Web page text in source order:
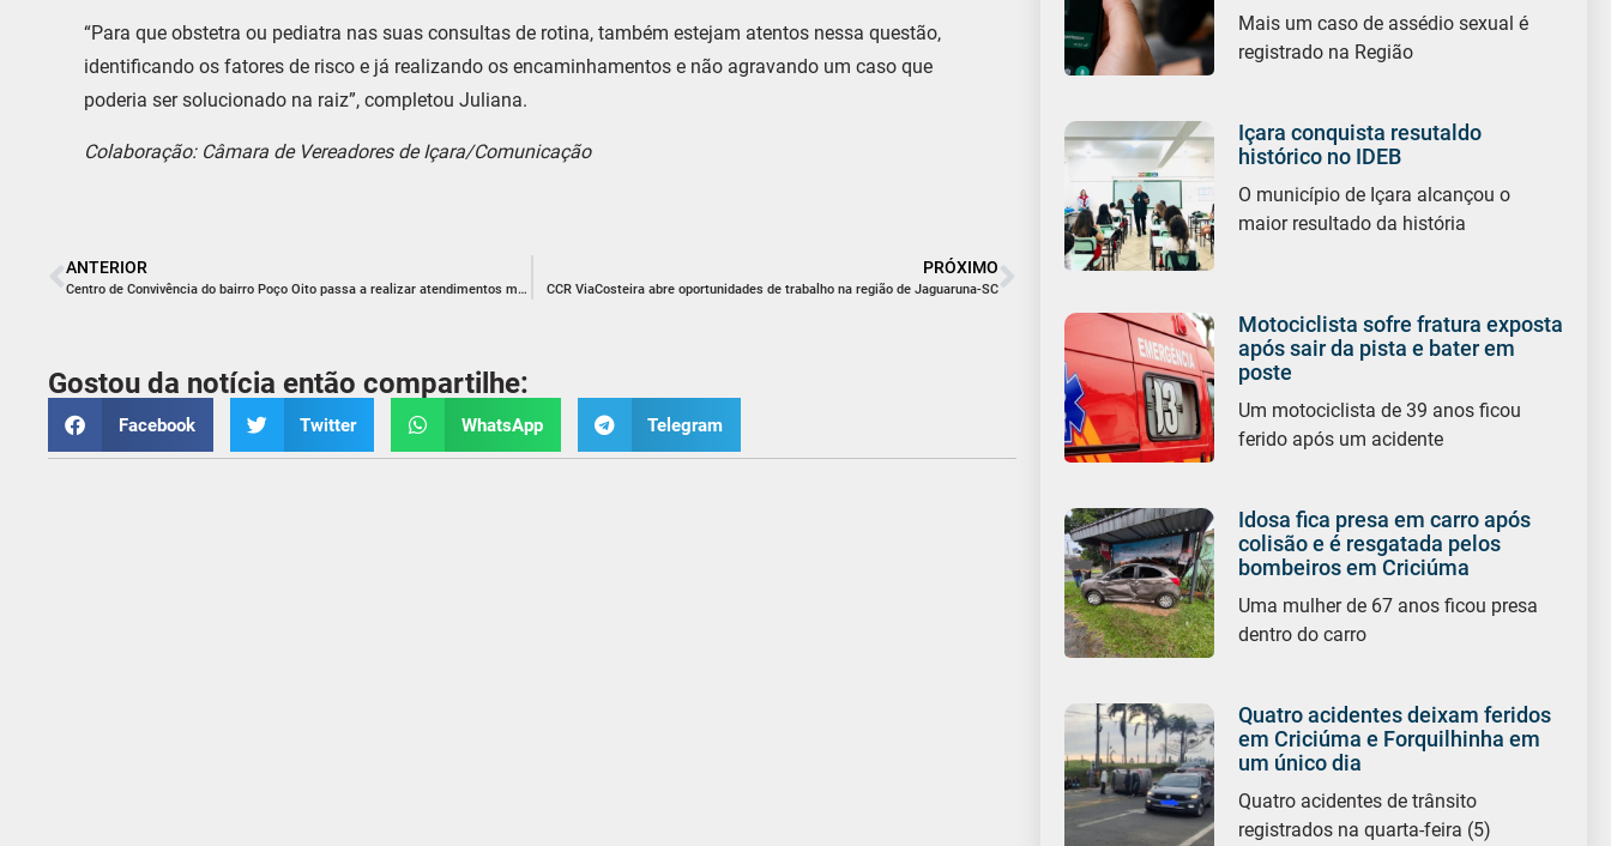
“Para que obstetra ou pediatra nas suas consultas de rotina, também estejam atentos nessa questão,
identificando os fatores de risco e já realizando os encaminhamentos e não agravando um caso que
poderia ser solucionado na raiz”, completou Juliana.
Colaboração: Câmara de Vereadores de Içara/Comunicação
ANTERIOR
Centro de Convivência do bairro Poço Oito passa a realizar atendimentos médicos
PRÓXIMO
CCR ViaCosteira abre oportunidades de trabalho na região de Jaguaruna-SC
Gostou da notícia então compartilhe:
Facebook Twitter WhatsApp Telegram
Mais um caso de assédio sexual é
registrado na Região
Içara conquista resutaldo
histórico no IDEB
O município de Içara alcançou o
maior resultado da história
Motociclista sofre fratura exposta
após sair da pista e bater em
poste
Um motociclista de 39 anos ficou
ferido após um acidente
Idosa fica presa em carro após
colisão e é resgatada pelos
bombeiros em Criciúma
Uma mulher de 67 anos ficou presa
dentro do carro
Quatro acidentes deixam feridos
em Criciúma e Forquilhinha em
um único dia
Quatro acidentes de trânsito
registrados na quarta-feira (5)